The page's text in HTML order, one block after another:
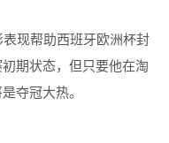
现帮助西班牙欧洲杯封
期状态，但只要他在淘
夺冠大热。